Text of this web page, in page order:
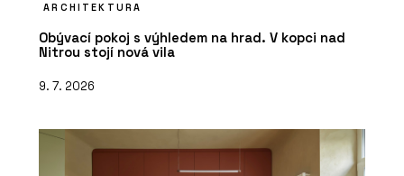
ARCHITEKTURA
Obývací pokoj s výhledem na hrad. V kopci nad
Nitrou stojí nová vila
9. 7. 2026